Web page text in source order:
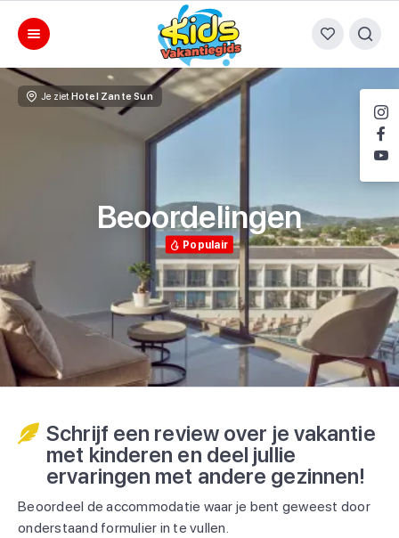
Beoordelingen
Populair
Je zietHotel Zante Sun
Schrijf een review over je vakantie
met kinderen en deel jullie
ervaringen met andere gezinnen!
Beoordeel de accommodatie waar je bent geweest door
onderstaand formulier in te vullen.